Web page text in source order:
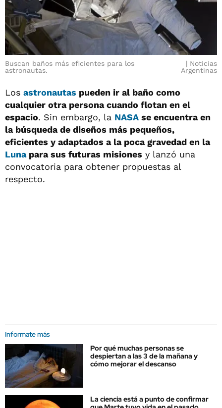
Buscan baños más eficientes para los
astronautas.
Noticias
Argentinas
Los astronautas pueden ir al baño como
cualquier otra persona cuando flotan en el
espacio. Sin embargo, la NASA se encuentra en
la búsqueda de diseños más pequeños,
eficientes y adaptados a la poca gravedad en la
Lunapara sus futuras misiones y lanzó una
convocatoria para obtener propuestas al
respecto.
Informate más
Por qué muchas personas se
despiertan a las 3 de la mañana y
cómo mejorar el descanso
La ciencia está a punto de confirmar